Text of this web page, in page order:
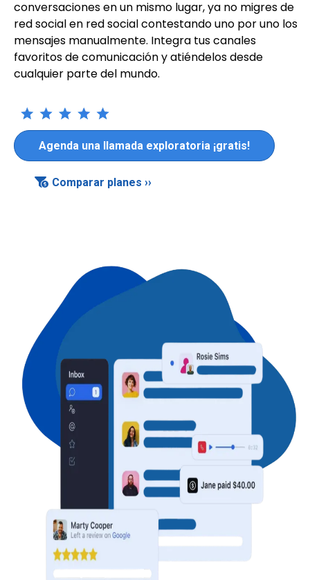
conversaciones en un mismo lugar, ya no migres de
red social en red social contestando uno por uno los
mensajes manualmente. Integra tus canales
favoritos de comunicación y atiéndelos desde
cualquier parte del mundo.
Agenda una llamada exploratoria ¡gratis!
Comparar planes ››